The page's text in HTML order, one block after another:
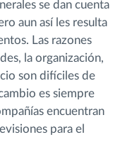
se dan cuenta
aun así les resulta
Las razones
la organización,
son difíciles de
es siempre
encuentran
para el